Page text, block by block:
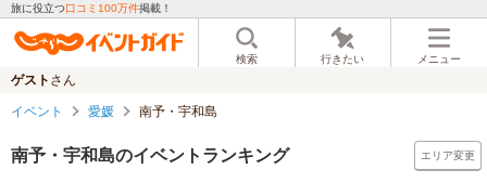
旅に役立つ口コミ100万件掲載！
検索 行きたい メニュー
ゲスト さん
イベント 愛媛 南予・宇和島
南予・宇和島のイベントランキング エリア変更